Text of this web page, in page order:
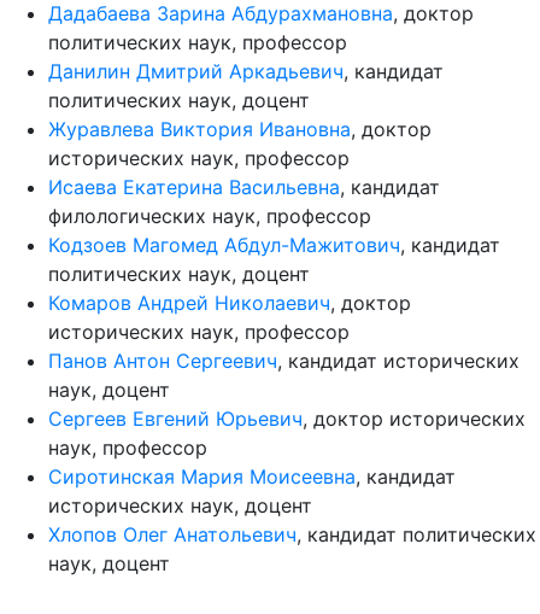
Дадабаева Зарина Абдурахмановна, доктор
политических наук, профессор
Данилин Дмитрий Аркадьевич, кандидат
политических наук, доцент
Журавлева Виктория Ивановна, доктор
исторических наук, профессор
Исаева Екатерина Васильевна, кандидат
филологических наук, профессор
Кодзоев Магомед Абдул-Мажитович, кандидат
политических наук, доцент
Комаров Андрей Николаевич, доктор
исторических наук, профессор
Панов Антон Сергеевич, кандидат исторических
наук, доцент
Сергеев Евгений Юрьевич, доктор исторических
наук, профессор
Сиротинская Мария Моисеевна, кандидат
исторических наук, доцент
Хлопов Олег Анатольевич, кандидат политических
наук, доцент